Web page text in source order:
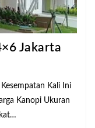
Jakarta
Kali Ini
Kanopi Ukuran